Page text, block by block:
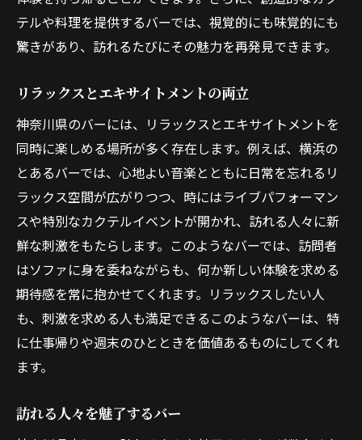
テルや料理を提供するバーでは、視覚的にも味覚的にも
驚きがあり、訪れるたびにその魅力を再発見できます。
リラックスとエキサイトメントの両立
神奈川県のバーには、リラックスとエキサイトメントを
同時に楽しめる場所が多く存在します。例えば、横浜の
とあるバーでは、心地よい音楽とともに日常を忘れるリ
ラックス空間が広がりつつ、時にはライブパフォーマン
スや特別なカクテルイベントが開かれ、訪れる人々に新
鮮な刺激をもたらします。このようなバーでは、訪問者
はソファに身を委ねながらも、何か新しい体験を求める
期待感を常に抱かせてくれます。リラックスしたい人
も、刺激を求める人も満足できるこのようなバーは、特
に仕事帰りや週末のひとときを価値あるものにしてくれ
ます。
訪れる人々を魅了するバー